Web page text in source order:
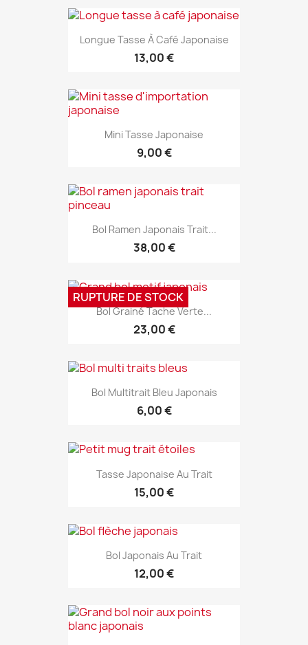
Longue Tasse À Café Japonaise
13,00 €
Mini Tasse Japonaise
9,00 €
Bol Ramen Japonais Trait...
38,00 €
Bol Grainé Tache Verte...
23,00 €
RUPTURE DE STOCK
Bol Multitrait Bleu Japonais
6,00 €
Tasse Japonaise Au Trait
15,00 €
Bol Japonais Au Trait
12,00 €